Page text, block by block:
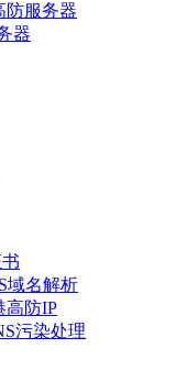
防服务器
器
域名解析
高防IP
污染处理